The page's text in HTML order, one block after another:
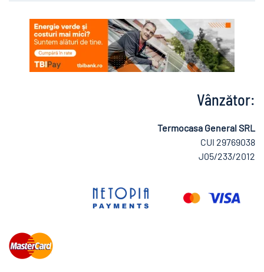
Vânzător:
Termocasa General SRL
CUI 29769038
J05/233/2012